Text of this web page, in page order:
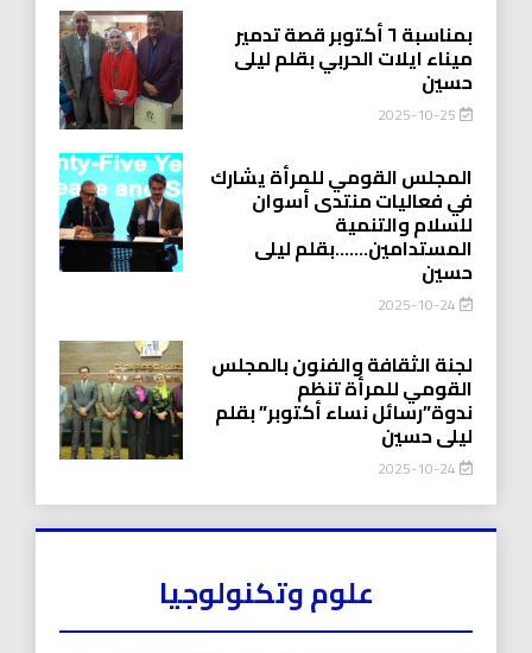
بمناسبة ٦ أكتوبر قصة تدمير
ميناء ايلات الحربي بقلم ليلى
حسين
2025-10-25
المجلس القومي للمرأة يشارك
في فعاليات منتدى أسوان
للسلام والتنمية
المستدامين…….بقلم ليلى
حسين
2025-10-24
لجنة الثقافة والفنون بالمجلس
القومي للمرأة تنظم
ندوة”رسائل نساء أكتوبر” بقلم
ليلى حسين
2025-10-24
علوم وتكنولوجيا